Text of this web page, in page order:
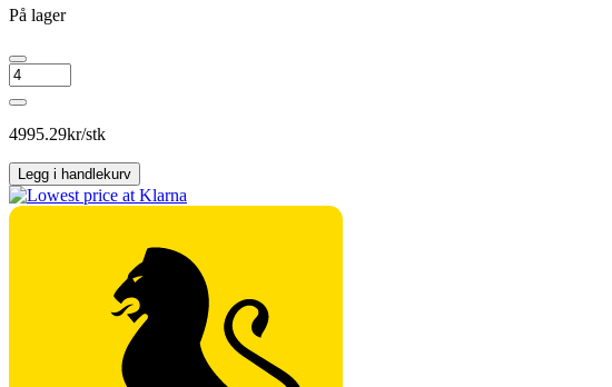
På lager
NOKIAN
HKPL
R5
SUV
4995.29kr/stk
Legg i handlekurv